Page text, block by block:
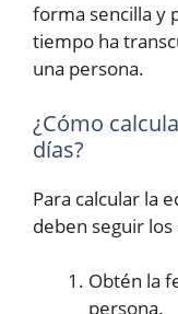
forma sencilla y
tiempo ha
una persona.
¿Cómo
días?
Para calcular la
deben seguir
Obtén la
persona.